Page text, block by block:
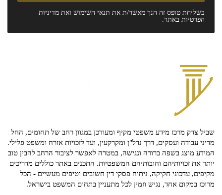
בשליחת טופס זה הנך מאשר/ת את תנאי השימוש ואת מדיניות
הפרטיות באתר.
שביל צדק מרכז מידע משפטי מקיף ומעודכן במגוון רחב של תחומים, החל
מדיני עבודה ועסקים, דרך נדל"ן ומקרקעין, ועד לזכויות אזרח ומשפט פלילי.
המידע מוצג בשפה ברורה ונגישה, במטרה לאפשר לציבור הרחב להבין טוב
יותר את זכויותיהם וחובותיהם המשפטיות. התכנים באתר כוללים מדריכים
מקיפים, עדכוני חקיקה, ניתוח פסקי דין חשובים וטיפים מעשיים - הכל
מרוכז במקום אחד, נגיש וזמין לכל מתעניין בתחום המשפט בישראל.